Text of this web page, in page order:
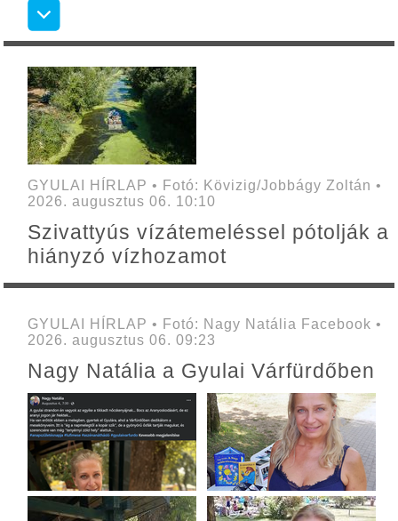
GYULAI HÍRLAP • Fotó: Kövizig/Jobbágy Zoltán •
2026. augusztus 06. 10:10
Szivattyús vízátemeléssel pótolják a
hiányzó vízhozamot
GYULAI HÍRLAP • Fotó: Nagy Natália Facebook •
2026. augusztus 06. 09:23
Nagy Natália a Gyulai Várfürdőben